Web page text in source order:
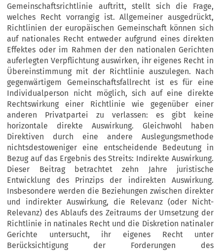
Gemeinschaftsrichtlinie auftritt, stellt sich die Frage,
welches Recht vorrangig ist. Allgemeiner ausgedrückt,
Richtlinien der europäischen Gemeinschaft können sich
auf nationales Recht entweder aufgrund eines direkten
Effektes oder im Rahmen der den nationalen Gerichten
auferlegten Verpflichtung auswirken, ihr eigenes Recht in
Übereinstimmung mit der Richtlinie auszulegen. Nach
gegenwärtigem Gemeinschaftsfallrecht ist es für eine
Individualperson nicht möglich, sich auf eine direkte
Rechtswirkung einer Richtlinie wie gegenüber einer
anderen Privatpartei zu verlassen: es gibt keine
horizontale direkte Auswirkung. Gleichwohl haben
Direktiven durch eine andere Auslegungsmethode
nichtsdestoweniger eine entscheidende Bedeutung in
Bezug auf das Ergebnis des Streits: Indirekte Auswirkung.
Dieser Beitrag betrachtet zehn Jahre juristische
Entwicklung des Prinzips der indirekten Auswirkung.
Insbesondere werden die Beziehungen zwischen direkter
und indirekter Auswirkung, die Relevanz (oder Nicht-
Relevanz) des Ablaufs des Zeitraums der Umsetzung der
Richtlinie in natinales Recht und die Diskretion natinaler
Gerichte untersucht, ihr
eigenes Recht unter
Berücksichtigung der Forderungen des